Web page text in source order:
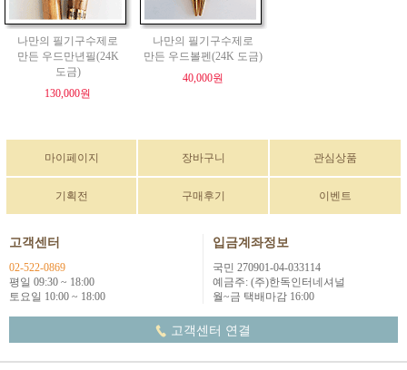
나만의 필기구수제로
만든 우드만년필(24K
도금)
130,000원
나만의 필기구수제로
만든 우드볼펜(24K 도금)
40,000원
마이페이지 장바구니 관심상품
기획전 구매후기 이벤트
고객센터
02-522-0869
평일 09:30 ~ 18:00
토요일 10:00 ~ 18:00
입금계좌정보
국민 270901-04-033114
예금주: (주)한독인터네셔널
월~금 택배마감 16:00
고객센터 연결